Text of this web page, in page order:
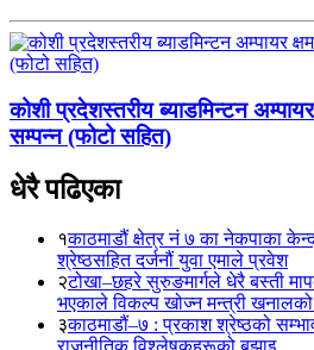
कोशी प्रदेशस्तरीय ब्याडमिन्टन अम्पायर
सम्पन्न (फोटो सहित)
धेरै पढिएका
१काठमाडौं क्षेत्र नं ७ का नेकपाका
श्रेष्ठसहित दर्जनौं युवा एमाले प्रवेश
२टोखा–छहरे सुरुङमार्गले धेरै बस्ती
भएकाले विकल्प खोज्न मन्त्री खनालको
३काठमाडौं–७ : प्रकाश श्रेष्ठको